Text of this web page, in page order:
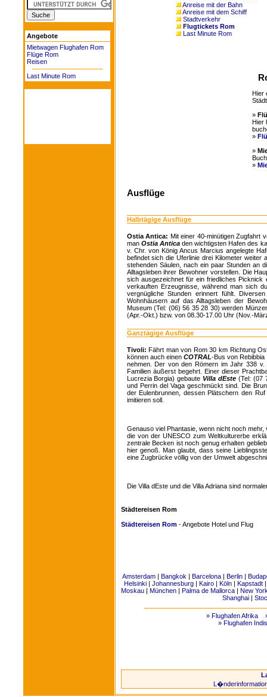
Angebote
Mietwagen Flughafen Rom
Flüge Rom
Reisen
Last Minute Rom
Anreise mit der Bahn
Anreise mit dem Schiff
Stadtverkehr
Flugtickets Rom
Last Minute Rom
Hier
»
Hier
»
»
»
Ausflüge
Halbtägige Ausflüge
Ostia Antica: Mit einer 40-minütigen Zugfahrt
man Ostia Antica den wichtigsten Hafen des
v. Chr. von König Ancus Marcius angelegte
befindet sich die Uferlinie drei Kilometer
stehenden Säulen, nach ein paar Stunden an
Alltagsleben ihrer Bewohner vorstellen. Die
sich ausgezeichnet für ein friedliches
verkauften Erzeugnisse, während man sich
vergnügliche Stunden erinnert fühlt.
Wohnhäusern auf das Alltagsleben der
Museum (Tel: (06) 56 35 28 30) werden
(Apr.-Okt.) bzw. von 08.30-17.00 Uhr (Nov.-
Ganztägige Ausflüge
Tivoli:Fährt man von Rom 30 km Richtung
können auch einen COTRAL-Bus von Rebibbia
nehmen. Der von den Römern im Jahr 338
Familien äußerst begehrt. Einer dieser
Lucrezia Borgia) gebaute Villa dEste(Tel: (07
und Perrin del Vaga geschmückt sind. Die
der Eulenbrunnen, dessen Plätschern den
imitieren soll.
Genauso viel Phantasie, wenn nicht noch
die von der UNESCO zum Weltkulturerbe
zentrale Becken ist noch genug erhalten
hier genoß. Man glaubt, dass seine
eine Zugbrücke völlig von der Umwelt
Die Villa dEste und die Villa Adriana sind
Städtereisen Rom
Städtereisen Rom- Angebote Hotel und Flug
Amsterdam| Bangkok| Barcelona| Berlin|
Helsinki
Johannesburg Kairo Köln Kapstadt
Moskau| München| Palma de Mallorca|
New
Shanghai|
» Flughafen Afrika
» Flughafen